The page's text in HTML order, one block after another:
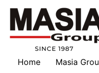
Home Masia